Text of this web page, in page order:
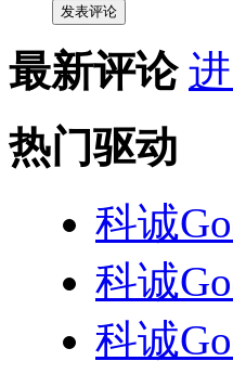
发表评论
最新评论
热门驱动
科诚
科诚
科诚